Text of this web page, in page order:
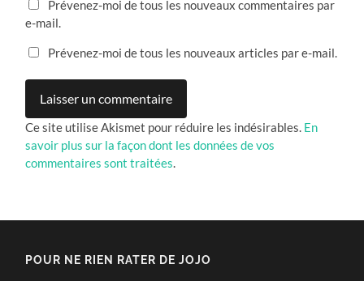
Prévenez-moi de tous les nouveaux commentaires par
e-mail.
Prévenez-moi de tous les nouveaux articles par e-mail.
Ce site utilise Akismet pour réduire les indésirables. En
savoir plus sur la façon dont les données de vos
commentaires sont traitées.
POUR NE RIEN RATER DE JOJO